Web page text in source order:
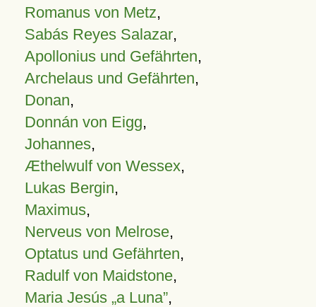
Romanus von Metz,
Sabás Reyes Salazar,
Apollonius und Gefährten,
Archelaus und Gefährten,
Donan,
Donnán von Eigg,
Johannes,
Æthelwulf von Wessex,
Lukas Bergin,
Maximus,
Nerveus von Melrose,
Optatus und Gefährten,
Radulf von Maidstone,
Maria Jesús „a Luna”,